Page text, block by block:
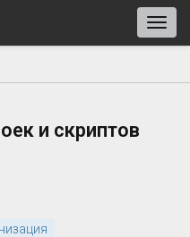
и скриптов